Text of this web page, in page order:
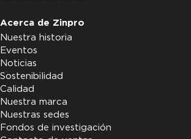
Acerca de Zinpro
Nuestra historia
Eventos
Noticias
Sostenibilidad
Calidad
Nuestra marca
Nuestras sedes
Fondos de investigación